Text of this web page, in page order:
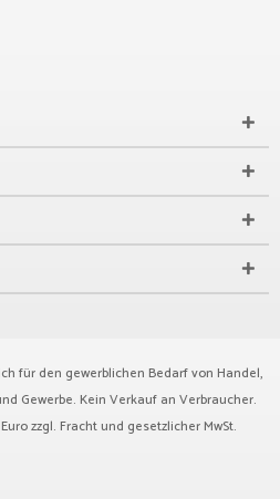
für den gewerblichen Bedarf von Handel,
Gewerbe. Kein Verkauf an Verbraucher.
zzgl. Frachtund gesetzlicher MwSt.